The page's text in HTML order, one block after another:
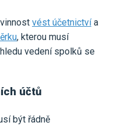
vést účetnictvía
, kterou musí
vedení spolků se
účtů
být řádně